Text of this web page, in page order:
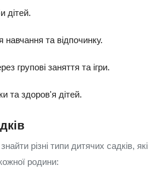
дітей.
та відпочинку.
групові заняття та ігри.
та здоров'я дітей.
різні типи дитячих садків, які
родини: